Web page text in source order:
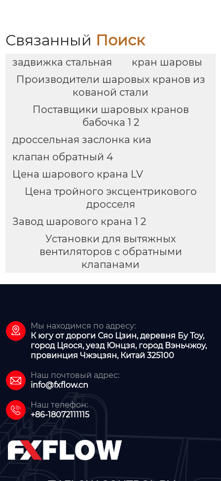
Связанный Поиск
задвижка стальная
кран шаровы
Производители шаровых кранов из
кованой стали
Поставщики шаровых кранов
бабочка 1 2
дроссельная заслонка киа
клапан обратный 4
Цена шарового крана LV
Цена тройного эксцентрикового
дросселя
Завод шарового крана 1 2
Установки для вытяжных
вентиляторов с обратными
клапанами

Мы находимся по адресу:
К югу от дороги Сяо Цзин, деревня Бу Тоу,
город Цяося, уезд Юнцзя, город Вэньчжоу,
провинция Чжэцзян, Китай 325100

Наш почтовый адрес:
info@fxflow.cn

Наш телефон:
+86-18072111115